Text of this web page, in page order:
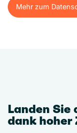
Mehr zum
Mehr zum
Landen Sie
dank